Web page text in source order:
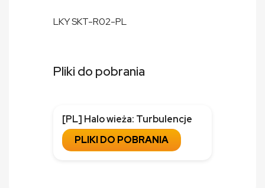
LKY SKT-R02-PL
Pliki do pobrania
[PL] Halo wieża: Turbulencje
PLIKI DO POBRANIA